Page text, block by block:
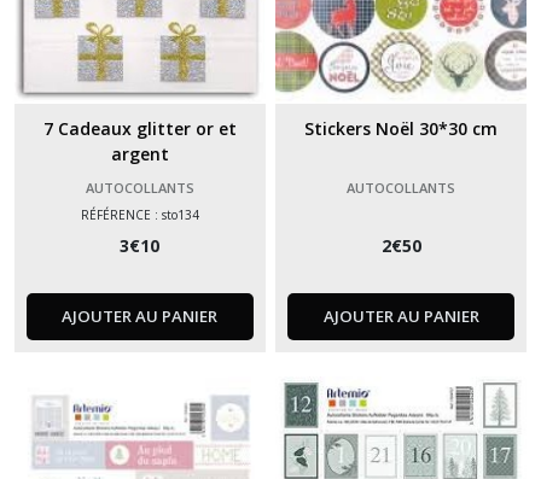
7 Cadeaux glitter or et
argent
AUTOCOLLANTS
RÉFÉRENCE : sto134
3€10
AJOUTER AU PANIER
Stickers Noël 30*30 cm
AUTOCOLLANTS
2€50
AJOUTER AU PANIER